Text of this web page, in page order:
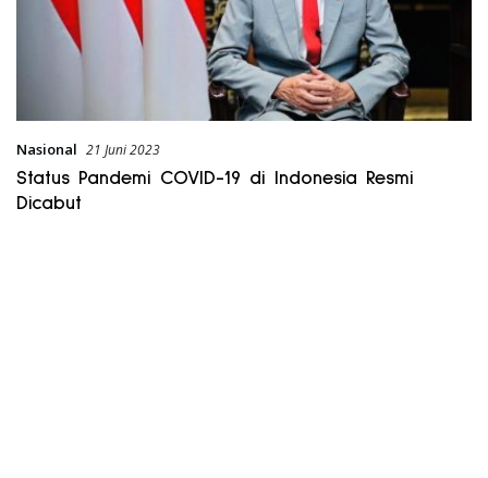
Nasional 21 Juni 2023
Status Pandemi COVID-19 di Indonesia Resmi
Dicabut